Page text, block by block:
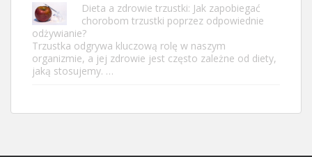
Dieta a zdrowie trzustki: Jak zapobiegać
chorobom trzustki poprzez odpowiednie
odżywianie?
Trzustka odgrywa kluczową rolę w naszym
organizmie, a jej zdrowie jest często zależne od diety,
jaką stosujemy. …